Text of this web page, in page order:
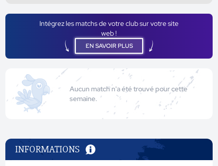
Intégrez les matchs de votre club sur votre site
web !
EN SAVOIR PLUS
Aucun match n'a été trouvé pour cette
semaine.
INFORMATIONS